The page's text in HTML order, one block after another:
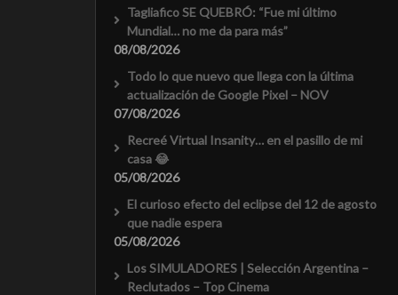
Tagliafico SE QUEBRÓ: “Fue mi último
Mundial… no me da para más”
08/08/2026
Todo lo que nuevo que llega con la última
actualización de Google Pixel – NOV
07/08/2026
Recreé Virtual Insanity… en el pasillo de mi
casa 😂
05/08/2026
El curioso efecto del eclipse del 12 de agosto
que nadie espera
05/08/2026
Los SIMULADORES | Selección Argentina –
Reclutados – Top Cinema